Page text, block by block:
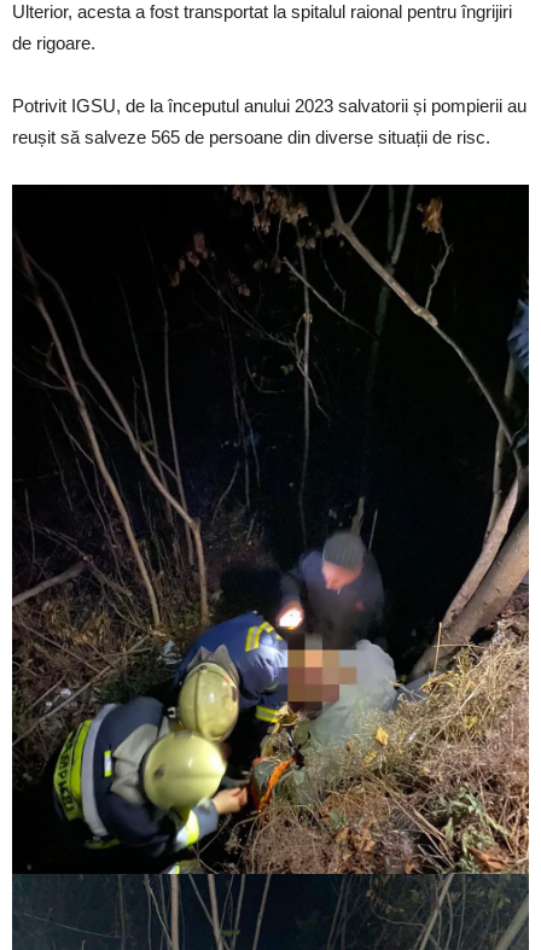
Ulterior, acesta a fost transportat la spitalul raional pentru îngrijiri
de rigoare.
Potrivit IGSU, de la începutul anului 2023 salvatorii și pompierii au
reușit să salveze 565 de persoane din diverse situații de risc.